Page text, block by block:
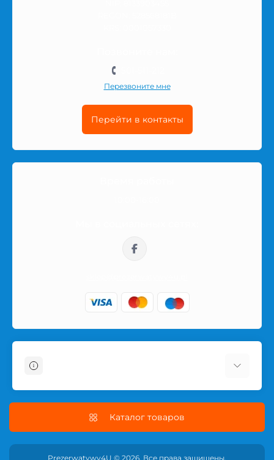
категории. Каждая позиция имеет описание,
характеристики и информацию, которая помогает
Перед покупкой стоит обратить внимание на
назначение товара, состав, размер, количество в
упаковке и другие детали, которые могут влиять на
Заказ по Польше
упаковке. Название товара или интимной категории
не указывается на внешней части посылки, поэтому
покупка остаётся приватной.
Перезвоните мне
Перейти в контакты
Информация о доставке
Условия соглашения
Каталог товаров
Prezerwatywy4U © 2026. Все права защищены.